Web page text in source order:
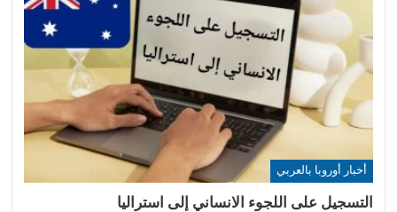
أخبار أوروبا بالعربي
التسجيل على اللجوء الانساني إلى استراليا